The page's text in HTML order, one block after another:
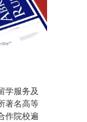
学服务及
著名高等
作院校遍